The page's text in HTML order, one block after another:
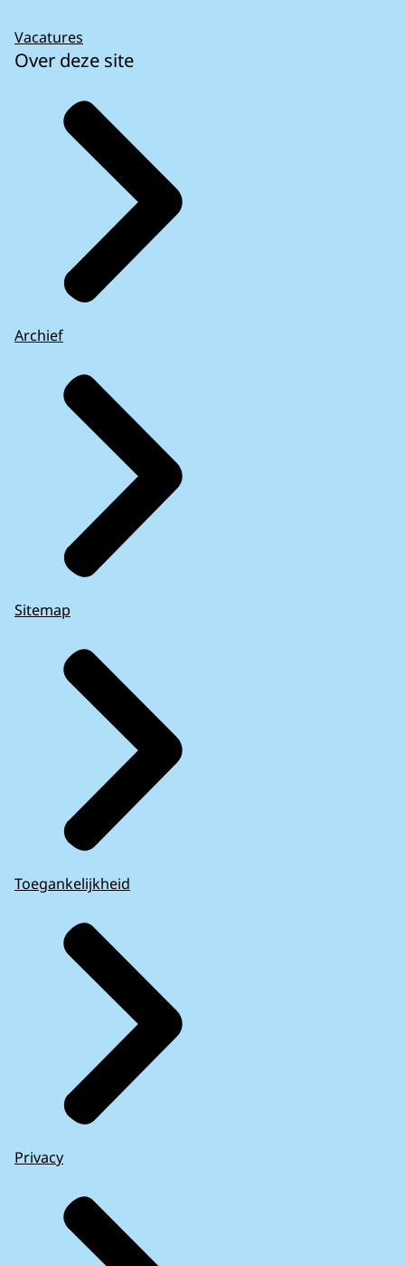
Vacatures
Over deze site
Archief
Sitemap
Toegankelijkheid
Privacy